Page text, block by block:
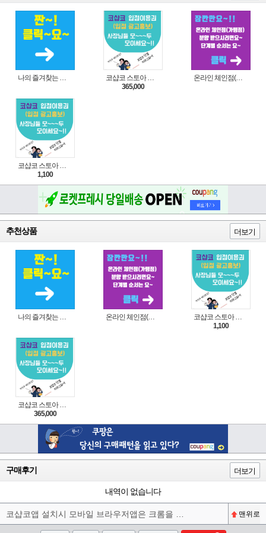
나의 즐겨찾는 상품 리스트로 편리하게 주문하세요~(쿠팡 다이나믹 배너)
코샵코 스토아 입점 1년 이용권
365,000
온라인 체인점(가맹점) 분양순서(필독)
코샵코 스토아 입점 1일 이용권
1,100
추천상품 더보기
나의 즐겨찾는 상품 리스트로 편리하게 주문하세요~(쿠팡 다이나믹 배너) 온라인 체인점(가맹점) 분양순서(필독)
코샵코 스토아 입점 1일 이용권
1,100
코샵코 스토아 입점 1년 이용권
365,000
구매후기 더보기
내역이 없습니다
코샵코앱 설치시 모바일 브라우저앱은 크롬을 권장합니다^^ 맨위로